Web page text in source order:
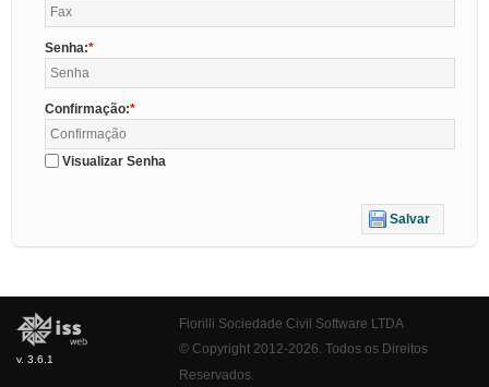
Senha:
Confirmação:
Visualizar Senha
Salvar
v. 3.6.1
Fiorilli Sociedade Civil Software LTDA
© Copyright 2012-2026. Todos os Direitos
Reservados.